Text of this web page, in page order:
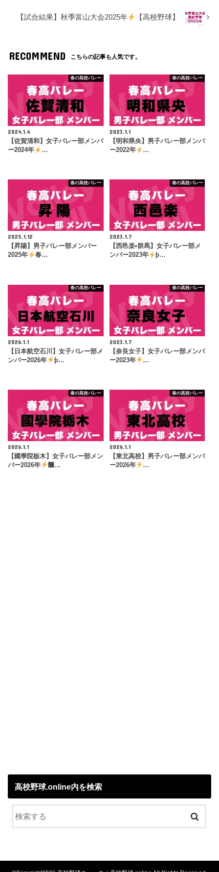
【試合結果】秋季富山大会2025年 【高校野球】
RECOMMEND こちらの記事も人気です。
春の高校バレー
2024.1.4
【佐賀清和】女子バレー部メンバ
ー2024年
…
春の高校バレー
2023.1.1
【明和県央】男子バレー部メンバ
ー2022年
…
春の高校バレー
2025.1.12
【昇陽】男子バレー部メンバー
2025年
春…
春の高校バレー
2023.1.7
【西邑楽•群馬】女子バレー部メ
ンバー2023年
þ…
春の高校バレー
2026.1.1
【日本航空石川】女子バレー部メ
ンバー2026年
þ…
春の高校バレー
2023.1.7
【奈良女子】女子バレー部メンバ
ー2023年
…
春の高校バレー
2026.1.1
【國學院栃木】女子バレー部メン
バー2026年
࿠…
春の高校バレー
2026.1.1
【東北高校】男子バレー部メンバ
ー2026年
…
高校野球.online内を検索